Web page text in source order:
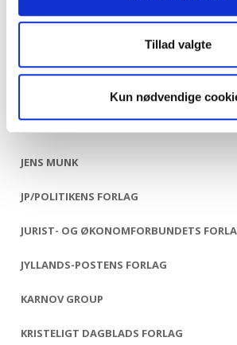
Tillad valgte
Kun nødvendige
HOI FORLAG
ILINNIUSIORFIK
JENS MUNK
JP/POLITIKENS FORLAG
JURIST- OG ØKONOMFORBUNDETS
JYLLANDS-POSTENS FORLAG
KARNOV GROUP
KRISTELIGT DAGBLADS FORLAG